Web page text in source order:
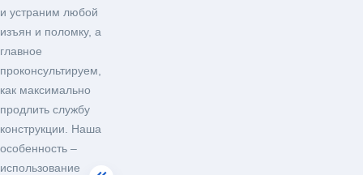
и устраним любой
изъян и поломку, а
главное
проконсультируем,
как максимально
продлить службу
конструкции. Наша
особенность –
использование